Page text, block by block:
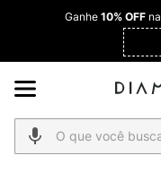
Ganhe 10% OFFna
O que você busca?